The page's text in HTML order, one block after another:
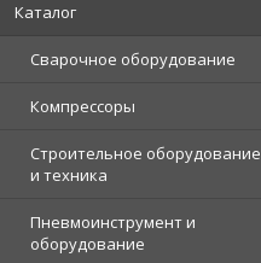
Каталог
Сварочное оборудование
Компрессоры
Строительное оборудование
и техника
Пневмоинструмент и
оборудование